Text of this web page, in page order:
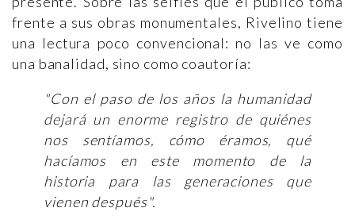
frente a sus obras monumentales, Rivelino tiene
una lectura poco convencional: no las ve como
una banalidad, sino como coautoría:
"Con el paso de los años la humanidad
dejará un enorme registro de quiénes
nos sentíamos, cómo éramos, qué
hacíamos en este momento de la
historia para las generaciones que
vienen después".